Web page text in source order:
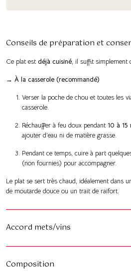
Conseils de préparation et
Ce plat est déjà cuisiné, il suffit simplement
→ À la casserole (recommandé)
Verser la poche de chou et toutes les
casserole.
Réchauffer à feu doux pendant 10 à 15
ajouter d’eau ni de matière grasse.
Pendant ce temps, cuire à part
(non fournies) pour accompagner.
Le plat se sert très chaud, idéalement dans
de moutarde douce ou un trait de raifort.
Accord mets/vins
Composition